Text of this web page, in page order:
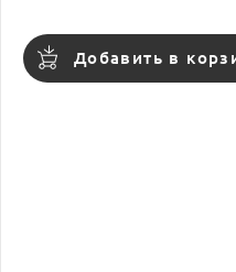
Добавить в